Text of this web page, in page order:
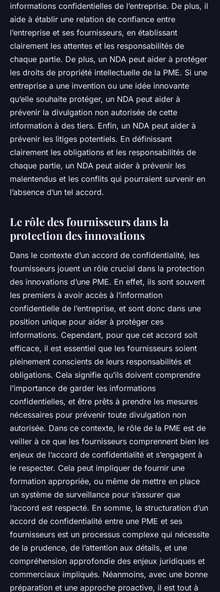
informations confidentielles de l’entreprise. De plus, il
aide à établir une relation de confiance entre
l’entreprise et ses fournisseurs, en établissant
clairement les attentes et les responsabilités de
chaque partie. De plus, un NDA peut aider à protéger
les droits de propriété intellectuelle de la PME. Si une
entreprise a une invention ou une idée innovante
qu’elle souhaite protéger, un NDA peut aider à
prévenir la divulgation non autorisée de cette
information à des tiers. Enfin, un NDA peut aider à
prévenir les litiges potentiels. En définissant
clairement les obligations et les responsabilités de
chaque partie, un NDA peut aider à prévenir les
malentendus et les conflits qui pourraient survenir en
l’absence d’un tel accord.
Le rôle des fournisseurs dans la
protection des innovations
Dans le contexte d’un accord de confidentialité, les
fournisseurs jouent un rôle crucial dans la protection
des innovations d’une PME. En effet, ils sont souvent
les premiers à avoir accès à l’information
confidentielle de l’entreprise, et sont donc dans une
position unique pour aider à protéger ces
informations. Cependant, pour que cet accord soit
efficace, il est essentiel que les fournisseurs soient
pleinement conscients de leurs responsabilités et
obligations. Cela signifie qu’ils doivent comprendre
l’importance de garder les informations
confidentielles, et être prêts à prendre les mesures
nécessaires pour prévenir toute divulgation non
autorisée. Dans ce contexte, le rôle de la PME est de
veiller à ce que les fournisseurs comprennent bien les
enjeux de l’accord de confidentialité et s’engagent à
le respecter. Cela peut impliquer de fournir une
formation appropriée, ou même de mettre en place
un système de surveillance pour s’assurer que
l’accord est respecté. En somme, la structuration d’un
accord de confidentialité entre une PME et ses
fournisseurs est un processus complexe qui nécessite
de la prudence, de l’attention aux détails, et une
compréhension approfondie des enjeux juridiques et
commerciaux impliqués. Néanmoins, avec une bonne
préparation et une approche proactive, il est tout à